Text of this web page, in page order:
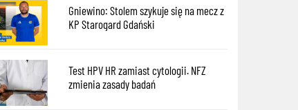
Gniewino: Stolem szykuje się na mecz z
KP Starogard Gdański
Test HPV HR zamiast cytologii. NFZ
zmienia zasady badań